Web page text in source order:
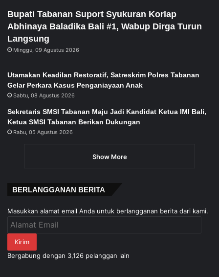
Bupati Tabanan Suport Syukuran Korlap
Abhinaya Baladika Bali #1, Wabup Dirga Turun
Langsung
Minggu, 09 Agustus 2026
Utamakan Keadilan Restoratif, Satreskrim Polres Tabanan
Gelar Perkara Kasus Penganiayaan Anak
Sabtu, 08 Agustus 2026
Sekretaris SMSI Tabanan Maju Jadi Kandidat Ketua IMI Bali,
Ketua SMSI Tabanan Berikan Dukungan
Rabu, 05 Agustus 2026
Show More
BERLANGGANAN BERITA
Masukkan alamat email Anda untuk berlangganan berita dari kami.
Alamat
Kirim
Bergabung dengan 3,126 pelanggan lain